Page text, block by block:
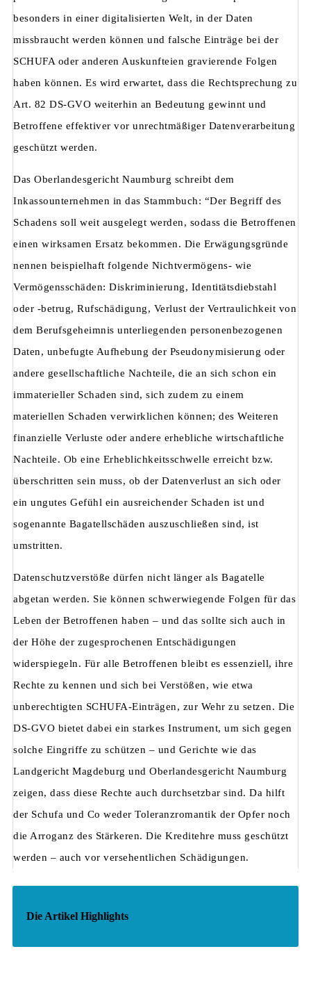
besonders in einer digitalisierten Welt, in der Daten
missbraucht werden können und falsche Einträge bei der
SCHUFA oder anderen Auskunfteien gravierende Folgen
haben können. Es wird erwartet, dass die Rechtsprechung zu
Art. 82 DS-GVO weiterhin an Bedeutung gewinnt und
Betroffene effektiver vor unrechtmäßiger Datenverarbeitung
geschützt werden.
Das Oberlandesgericht Naumburg schreibt dem
Inkassounternehmen in das Stammbuch: “Der Begriff des
Schadens soll weit ausgelegt werden, sodass die Betroffenen
einen wirksamen Ersatz bekommen. Die Erwägungsgründe
nennen beispielhaft folgende Nichtvermögens- wie
Vermögensschäden: Diskriminierung, Identitätsdiebstahl
oder -betrug, Rufschädigung, Verlust der Vertraulichkeit von
dem Berufsgeheimnis unterliegenden personenbezogenen
Daten, unbefugte Aufhebung der Pseudonymisierung oder
andere gesellschaftliche Nachteile, die an sich schon ein
immaterieller Schaden sind, sich zudem zu einem
materiellen Schaden verwirklichen können; des Weiteren
finanzielle Verluste oder andere erhebliche wirtschaftliche
Nachteile. Ob eine Erheblichkeitsschwelle erreicht bzw.
überschritten sein muss, ob der Datenverlust an sich oder
ein ungutes Gefühl ein ausreichender Schaden ist und
sogenannte Bagatellschäden auszuschließen sind, ist
umstritten.
Datenschutzverstöße dürfen nicht länger als Bagatelle
abgetan werden. Sie können schwerwiegende Folgen für das
Leben der Betroffenen haben – und das sollte sich auch in
der Höhe der zugesprochenen Entschädigungen
widerspiegeln. Für alle Betroffenen bleibt es essenziell, ihre
Rechte zu kennen und sich bei Verstößen, wie etwa
unberechtigten SCHUFA-Einträgen, zur Wehr zu setzen. Die
DS-GVO bietet dabei ein starkes Instrument, um sich gegen
solche Eingriffe zu schützen – und Gerichte wie das
Landgericht Magdeburg und Oberlandesgericht Naumburg
zeigen, dass diese Rechte auch durchsetzbar sind. Da hilft
der Schufa und Co weder Toleranzromantik der Opfer noch
die Arroganz des Stärkeren. Die Kreditehre muss geschützt
werden – auch vor versehentlichen Schädigungen.
Die Artikel Highlights